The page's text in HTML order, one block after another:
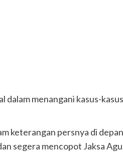
menangani kasus-
keterangan persnya di
segera mencopot Jaksa